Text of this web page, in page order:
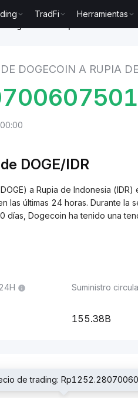
TradFi Herramientas
DE DOGECOIN A RUPIA
DOGE/IDR
a Rupia de Indonesia
las últimas 24 horas. Durante la
días, Dogecoin ha tenido una
Suministro
155.38B
de trading: